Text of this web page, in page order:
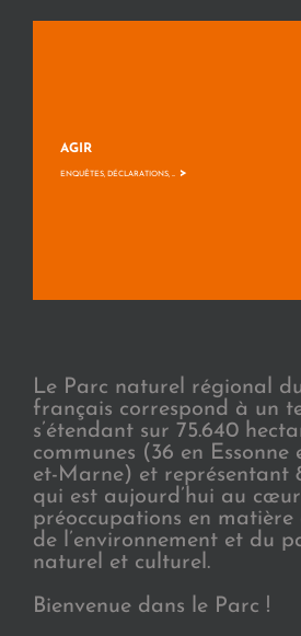
AGIR
ENQUÊTES, DÉCLARATIONS, ... >
Le Parc naturel régional
français correspond à un
s’étendant sur 75.640
communes (36 en Essonne
et-Marne) et représentant
qui est aujourd’hui au
préoccupations en
de l’environnement et du
naturel et culturel.
Bienvenue dans le Parc !